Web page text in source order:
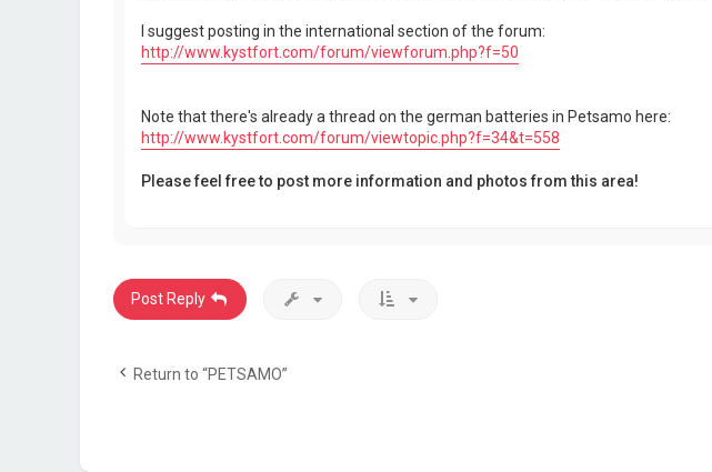
I suggest posting in the international section of the forum:
http://www.kystfort.com/forum/viewforum.php?f=50
Note that there's already a thread on the german batteries in Petsamo here:
http://www.kystfort.com/forum/viewtopic.php?f=34&t=558
Please feel free to post more information and photos from this area!
Post Reply
Return to “PETSAMO”